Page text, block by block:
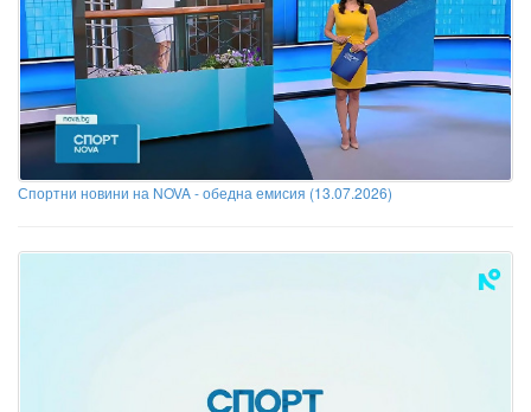
Спортни новини на NOVA - обедна емисия (13.07.2026)